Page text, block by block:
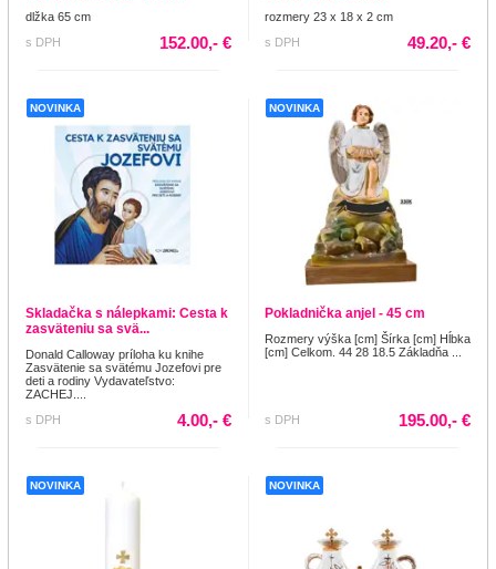
dlžka 65 cm
s DPH
152.00,- €
rozmery 23 x 18 x 2 cm
s DPH
49.20,- €
NOVINKA
Skladačka s nálepkami: Cesta k
zasväteniu sa svä...
Donald Calloway príloha ku knihe
Zasvätenie sa svätému Jozefovi pre
deti a rodiny Vydavateľstvo:
ZACHEJ....
s DPH
4.00,- €
NOVINKA
Pokladnička anjel - 45 cm
Rozmery výška [cm] Šírka [cm] Hĺbka
[cm] Celkom. 44 28 18.5 Základňa ...
s DPH 195.00,- €
NOVINKA NOVINKA